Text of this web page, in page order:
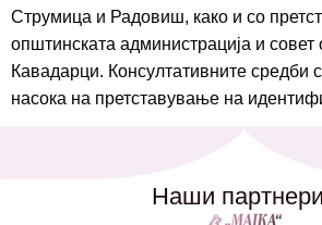
Струмица и Радовиш, како и со
општинската администрација и
Кавадарци. Консултативните средби
насока на претставување на
Наши